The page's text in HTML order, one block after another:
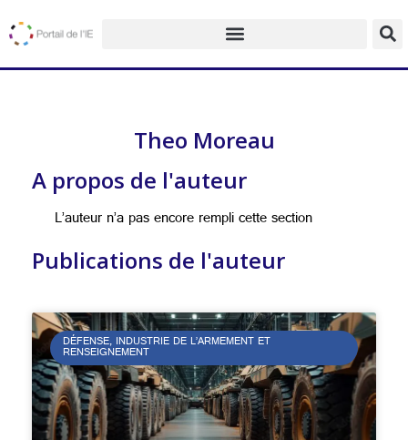
Theo Moreau
A propos de l'auteur
L’auteur n’a pas encore rempli cette section
Publications de l'auteur
DÉFENSE, INDUSTRIE DE L’ARMEMENT ET
RENSEIGNEMENT